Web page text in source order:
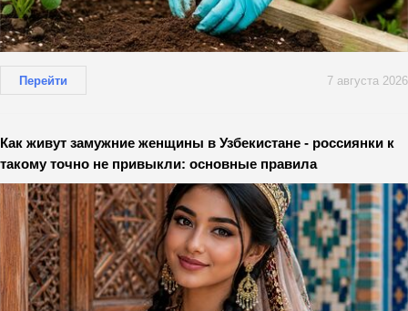
Перейти 7 августа 2026
Как живут замужние женщины в Узбекистане - россиянки к
такому точно не привыкли: основные правила